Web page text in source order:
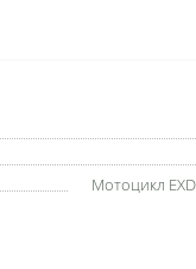
Мотоцикл